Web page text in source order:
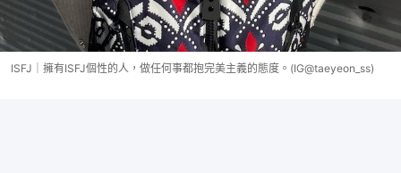
ISFJ｜擁有ISFJ個性的人，做任何事都抱完美主義的態度。(IG@taeyeon_ss)